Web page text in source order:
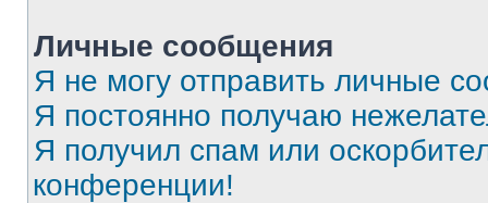
Личные сообщения
Я не могу отправить личные
Я постоянно получаю
Я получил спам или
конференции!